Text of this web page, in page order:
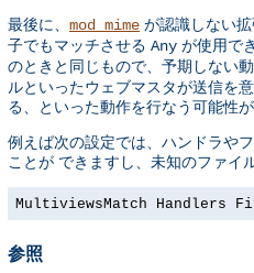
最後に、 mod_mime が認識しない
子でもマッチさせる Any が使用で
のときと同じもので、予期しない
ルといったウェブマスタが送信を
る、といった動作を行なう可能性が
例えば次の設定では、ハンドラや
ことが できますし、未知のファイ
MultiviewsMatch Handlers
参照